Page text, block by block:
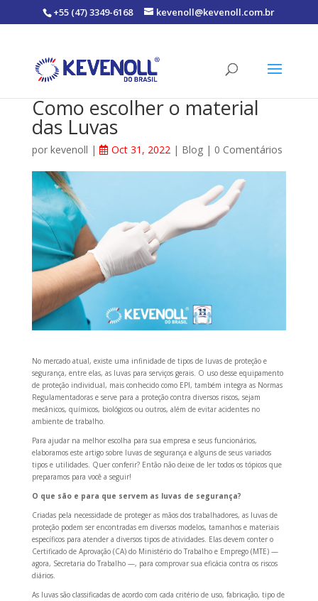
+55 (47) 3349-6168 kevenoll@kevenoll.com.br
Como escolher o material
das Luvas
por kevenoll | Oct 31, 2022| Blog| 0 Comentários
No mercado atual, existe uma infinidade de tipos de luvas de proteção e
segurança, entre elas, as luvas para serviços gerais. O uso desse equipamento
de proteção individual, mais conhecido como EPI, também integra as Normas
Regulamentadoras e serve para a proteção contra diversos riscos, sejam
mecânicos, químicos, biológicos ou outros, além de evitar acidentes no
ambiente de trabalho.
Para ajudar na melhor escolha para sua empresa e seus funcionários,
elaboramos este artigo sobre luvas de segurança e alguns de seus variados
tipos e utilidades. Quer conferir? Então não deixe de ler todos os tópicos que
preparamos para você a seguir!
O que são e para que servem as luvas de segurança?
Criadas pela necessidade de proteger as mãos dos trabalhadores, as luvas de
proteção podem ser encontradas em diversos modelos, tamanhos e materiais
específicos para atender a diversos tipos de atividades. Elas devem conter o
Certificado de Aprovação (CA) do Ministério do Trabalho e Emprego (MTE) —
agora, Secretaria do Trabalho —, para comprovar sua eficácia contra os riscos
diários.
As luvas são classificadas de acordo com cada critério de uso, fabricação, tipo de